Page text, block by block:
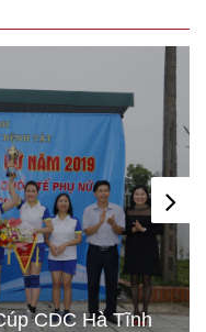
CDC Hà Tĩnh